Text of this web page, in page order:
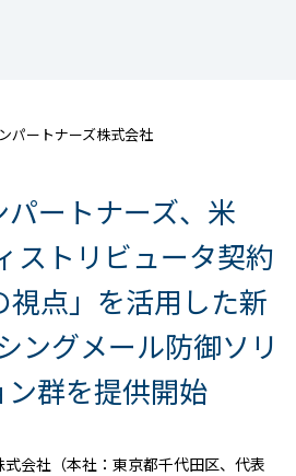
パートナーズ株式会社
ートナーズ、米
ストリビュータ契約
視点」を活用した新
ングメール防御ソリ
ン群を提供開始
会社（本社：東京都千代田区、代表